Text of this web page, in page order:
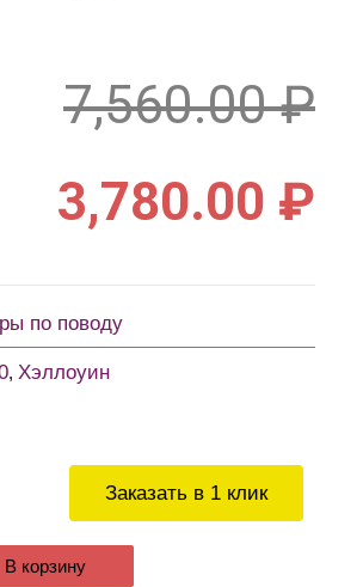
Заказать в 1 клик
В корзину
7,560.00₽
3,780.00 ₽
по поводу
, Хэллоуин